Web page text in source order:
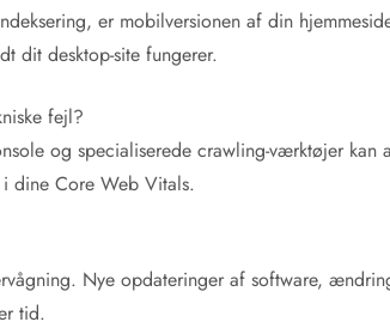
er mobilversionen af din
dit desktop-site fungerer.
fejl?
og specialiserede crawling-værktøjer
dine Core Web Vitals.
Nye opdateringer af software,
tid.